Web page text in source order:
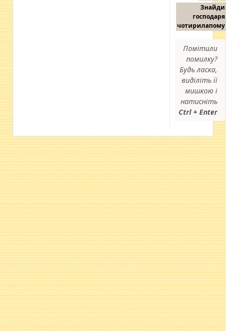
Знайди
господаря
чотирилапому
Помітили
помилку?
Будь ласка,
виділіть її
мишкою і
натисніть
Ctrl + Enter